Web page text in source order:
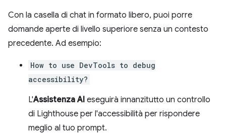
Con la casella di chat in formato libero, puoi porre
domande aperte di livello superiore senza un contesto
precedente. Ad esempio:
How to use DevTools to debug
accessibility?
L'Assistenza AI eseguirà innanzitutto un controllo
di Lighthouse per l'accessibilità per rispondere
meglio al tuo prompt.